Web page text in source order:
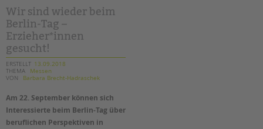
Förderzentren
Kollegs
EFöB
Schulbezogene Sozialarbeit
Tagesgruppen
EINGLIEDERUNGSHILFE
Suchen
Wir sind wieder beim
Berlin-Tag –
Erzieher*innen
gesucht!
ERSTELLT 13.09.2018
THEMA
Messen
VON
Barbara Brecht-Hadraschek
Am 22. September können sich
Interessierte beim Berlin-Tag über
beruflichen Perspektiven in